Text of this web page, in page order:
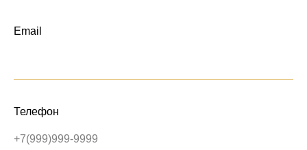
Email
Телефон